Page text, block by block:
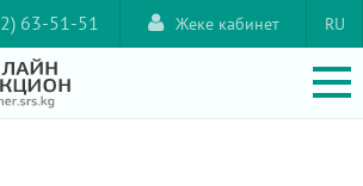
63-51-51 RU
Жеке кабинет